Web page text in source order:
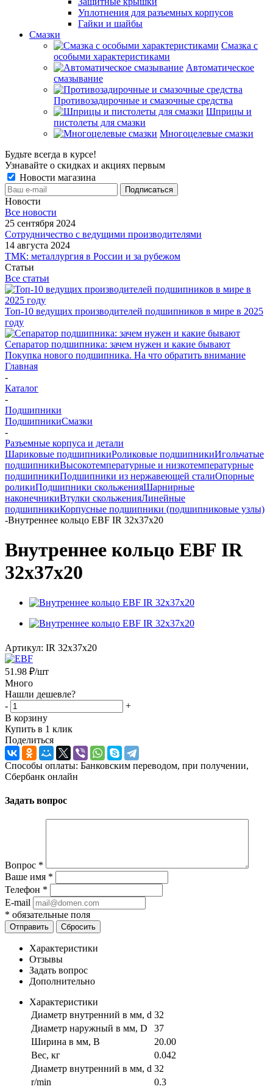
Уплотнения для разъемных корпусов
Гайки и шайбы
Смазки
Смазка с
особыми характеристиками
Автоматическое
смазывание
Противозадирочные и смазочные средства
Шприцы и
пистолеты для смазки
Многоцелевые смазки
Будьте всегда в курсе!
Узнавайте о скидках и акциях первым
Новости магазина
Новости
Все новости
25 сентября 2024
Сотрудничество с ведущими производителями
14 августа 2024
ТМК: металлургия в России и за рубежом
Статьи
Все статьи
Топ-10 ведущих производителей подшипников в мире в 2025
году
Сепаратор подшипника: зачем нужен и какие бывают
Покупка нового подшипника. На что обратить внимание
Главная
-
Каталог
-
Подшипники
ПодшипникиСмазки
-
Разъемные корпуса и детали
Шариковые подшипникиРоликовые подшипникиИгольчатые
подшипникиВысокотемпературные и низкотемпературные
подшипникиПодшипники из нержавеющей сталиОпорные
роликиПодшипники скольженияШарнирные
наконечникиВтулки скольженияЛинейные
подшипникиКорпусные подшипники (подшипниковые узлы)
-Внутреннее кольцо EBF IR 32x37x20
Внутреннее кольцо EBF IR
32x37x20
Артикул: IR 32x37x20
51.98 ₽/шт
Много
Нашли дешевле?
-
+
В корзину
Купить в 1 клик
Поделиться
Способы оплаты: Банковским переводом, при получении,
Сбербанк онлайн
Задать вопрос
Вопрос *
Ваше имя *
Телефон *
E-mail
* обязательные поля
Отправить Сбросить
Характеристики
Отзывы
Задать вопрос
Дополнительно
Характеристики
Диаметр внутренний в мм, d 32
Диаметр наружный в мм, D
37
Ширина в мм, B
20.00
Вес, кг
0.042
Диаметр внутренний в мм, d 32
r/min
0.3